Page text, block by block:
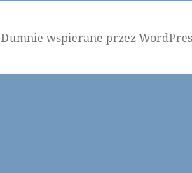
Dumnie wspierane przez